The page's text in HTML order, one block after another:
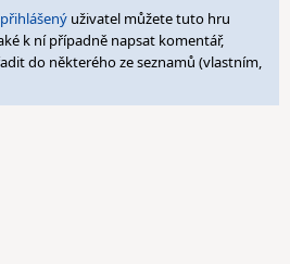
přihlášený uživatel můžete tuto hru
k ní případně napsat komentář,
do některého ze seznamů (vlastním,